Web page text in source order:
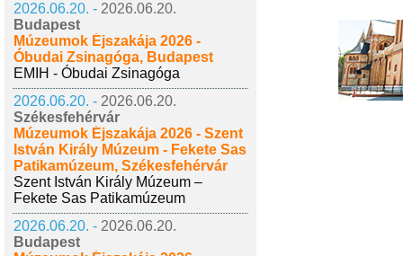
2026.06.20. - 2026.06.20.
Budapest
Múzeumok Éjszakája 2026 -
Óbudai Zsinagóga, Budapest
EMIH - Óbudai Zsinagóga
2026.06.20. - 2026.06.20.
Székesfehérvár
Múzeumok Éjszakája 2026 - Szent
István Király Múzeum - Fekete Sas
Patikamúzeum, Székesfehérvár
Szent István Király Múzeum –
Fekete Sas Patikamúzeum
2026.06.20. - 2026.06.20.
Budapest